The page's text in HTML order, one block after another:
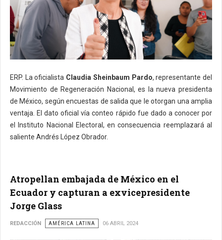
ERP. La oficialista Claudia Sheinbaum Pardo, representante del
Movimiento de Regeneración Nacional, es la nueva presidenta
de México, según encuestas de salida que le otorgan una amplia
ventaja. El dato oficial vía conteo rápido fue dado a conocer por
el Instituto Nacional Electoral, en consecuencia reemplazará al
saliente Andrés López Obrador.
Atropellan embajada de México en el
Ecuador y capturan a exvicepresidente
Jorge Glass
REDACCIÓN AMÉRICA LATINA 06 ABRIL 2024